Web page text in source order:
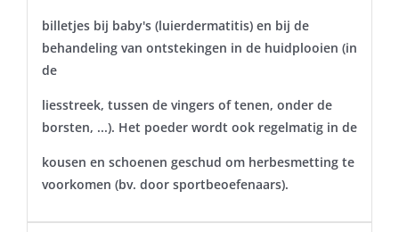
billetjes bij baby's (luierdermatitis) en bij de
behandeling van ontstekingen in de huidplooien (in
de
liesstreek, tussen de vingers of tenen, onder de
borsten, ...). Het poeder wordt ook regelmatig in de
kousen en schoenen geschud om herbesmetting te
voorkomen (bv. door sportbeoefenaars).